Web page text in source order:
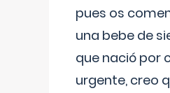
pues os
una bebe de
que nació por
urgente, creo